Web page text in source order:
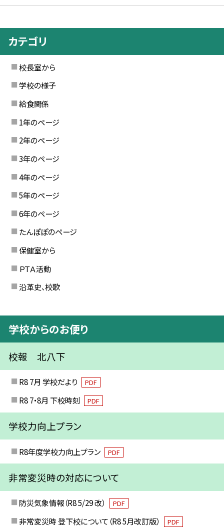
カテゴリ
校長室から
学校の様子
給食関係
1年のページ
2年のページ
3年のページ
4年のページ
5年のページ
6年のページ
たんぽぽのページ
保健室から
ＰＴＡ活動
沿革史、校歌
学校からのお便り
校報 北八下
R8 7月 学校だより PDF
R8 7・8月 下校時刻 PDF
学校力向上プラン
R8年度学校力向上プラン PDF
非常変災時の対応について
防災気象情報（R8 5/29 改） PDF
非常変災時 登下校について（R8 5月改訂版） PDF